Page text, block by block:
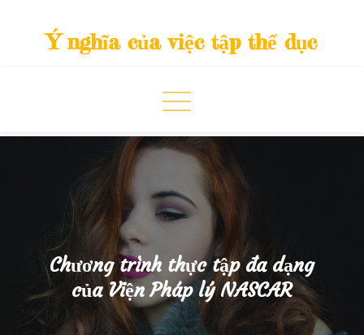
Ý nghĩa của việc tập thể dục
Chương trình thực tập đa dạng
của Viện Pháp lý NASCAR